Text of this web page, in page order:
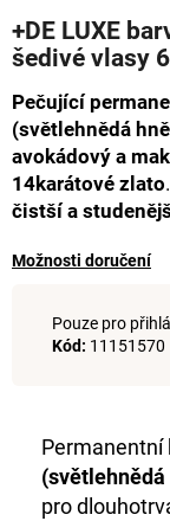
produktu
je
z
5
hvězdiček.
+DE LUXE
šedivé vlasy
Pečující
(světlehnědá
avokádový a
14karátové zlato
čistší a
Možnosti doručení
Pouze pro
Kód: 11151570
Permanentní
pro
a
j
í
t
?